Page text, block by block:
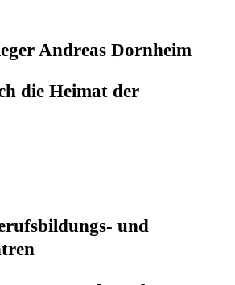
Andre­as Dornheim
die Hei­mat der
und